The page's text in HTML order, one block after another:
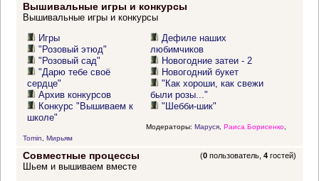
Вышивальные игры и конкурсы
Вышивальные игры и конкурсы
Игры
"Розовый этюд"
"Розовый сад"
"Дарю тебе своё
сердце"
Архив конкурсов
Конкурс "Вышиваем к
школе"
Дефиле наших
любимчиков
Новогодние затеи - 2
Новогодний букет
"Как хороши, как свежи
были розы..."
"Шебби-шик"
Модераторы: Маруся, Раиса Борисенко,
Tomin
Мирьям
Совместные процессы (0 пользователь,4 гостей)
Шьем и вышиваем вместе